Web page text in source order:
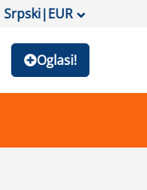
Srpski|EUR
Oglasi!